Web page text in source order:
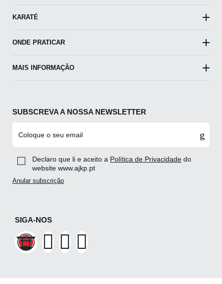
KARATÉ
ONDE PRATICAR
MAIS INFORMAÇÃO
SUBSCREVA A NOSSA NEWSLETTER
Declaro que li e aceito a Política de Privacidade do
website www.ajkp.pt
Anular subscrição
SIGA-NOS